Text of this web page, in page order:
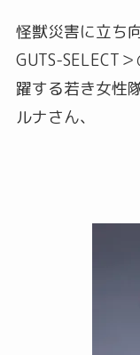
怪獣災害に立ち
GUTS-SELECT
躍する若き女性
ルナさん、